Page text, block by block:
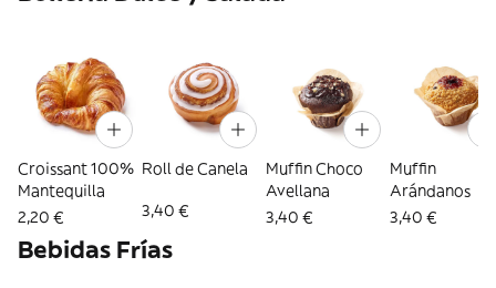
Croissant 100%
Mantequilla
2,20 €
Roll de Canela
3,40 €
Muffin Choco
Avellana
3,40 €
Muffin
Arándanos
3,40 €
Bebidas Frías